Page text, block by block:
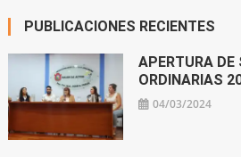
PUBLICACIONES RECIENTES
APERTURA DE
ORDINARIAS
04/03/2024